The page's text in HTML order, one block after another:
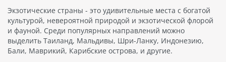
Экзотические страны - это удивительные места с богатой
культурой, невероятной природой и экзотической флорой
и фауной. Среди популярных направлений можно
выделить Таиланд, Мальдивы, Шри-Ланку, Индонезию,
Бали, Маврикий, Карибские острова, и другие.